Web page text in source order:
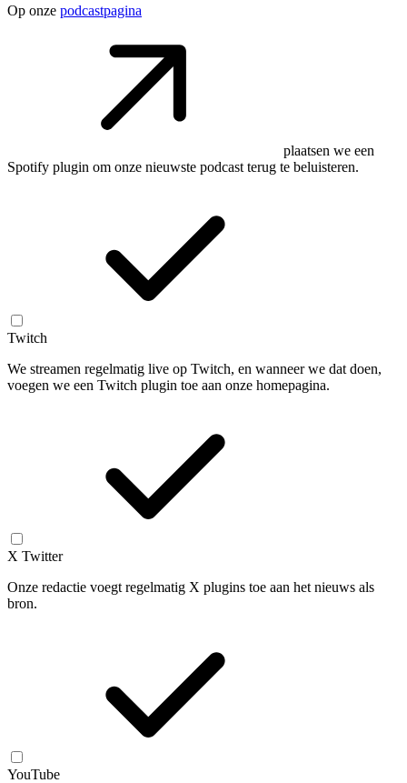
Op onze podcastpagina
plaatsen we een
Spotify plugin om onze nieuwste podcast terug te beluisteren.
Twitch
We streamen regelmatig live op Twitch, en wanneer we dat doen,
voegen we een Twitch plugin toe aan onze homepagina.
X Twitter
Onze redactie voegt regelmatig X plugins toe aan het nieuws als
bron.
YouTube